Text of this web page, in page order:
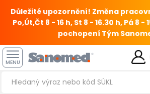
Důležité upozornění! Změna
Po,Út,Čt 8 - 16 h, St 8 - 16.30 h, Pá 8 -
pochopení Tým
MENU